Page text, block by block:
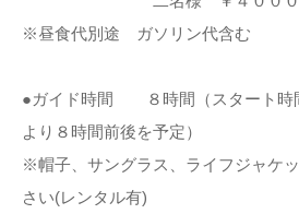
※昼食代別途 ガソリン代含む
●ガイド時間 ８時間（スタート時
より８時間前後を予定）
※帽子、サングラス、ライフジャケ
さい(レンタル有)